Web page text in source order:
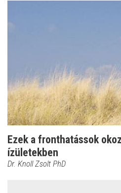
Ezek a fronthatássok
ízületekben
Dr. Knoll Zsolt PhD